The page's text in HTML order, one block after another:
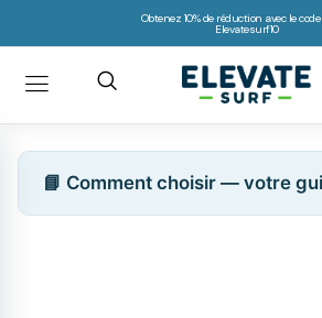
Obtenez 10% de réduction avec le code
Elevatesurf10
📘 Comment choisir — votre